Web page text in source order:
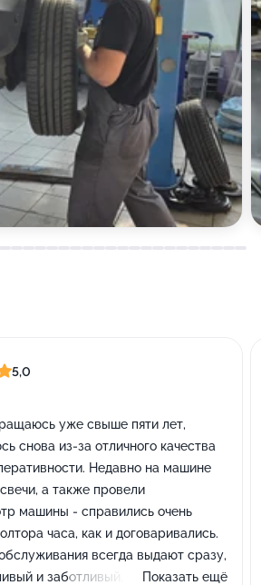
5,0
уже свыше пяти лет,
снова из-за отличного качества
Недавно на машине
а также провели
машины - справились очень
часа, как и договаривались.
всегда выдают сразу,
и заботливый, уже все меня
Показать ещё